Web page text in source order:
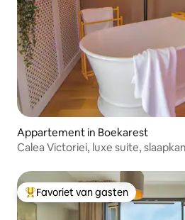
Appartement in Boekarest
Calea Victoriei, luxe suite,
Topfavoriet van gasten
Favoriet van gasten